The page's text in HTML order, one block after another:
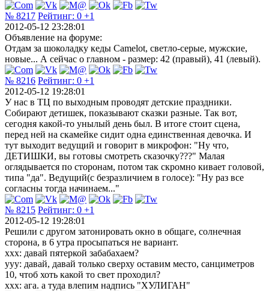
№ 8217 Рейтинг: 0 +1
2012-05-12 23:28:01
Объявление на форуме:
Отдам за шоколадку кеды Camelot, светло-серые, мужские,
новые... А сейчас о главном - размер: 42 (правый), 41 (левый).
№ 8216 Рейтинг: 0 +1
2012-05-12 19:28:01
У нас в ТЦ по выходным проводят детские праздники.
Собирают детишек, показывают сказки разные. Так вот,
сегодня какой-то унылый день был. В итоге стоит сцена,
перед ней на скамейке сидит одна единственная девочка. И
тут выходит ведущий и говорит в микрофон: "Ну что,
ДЕТИШКИ, вы готовы смотреть сказочку???" Малая
оглядывается по сторонам, потом так скромно кивает головой,
типа "да". Ведущий(с безразличием в голосе): "Ну раз все
согласны тогда начинаем..."
№ 8215 Рейтинг: 0 +1
2012-05-12 19:28:01
Решили с другом затонировать окно в общаге, солнечная
сторона, в 6 утра просыпаться не вариант.
ххх: давай пятеркой забабахаем?
ууу: давай, давай только сверху оставим место, санциметров
10, чтоб хоть какой то свет проходил?
ххх: ага. а туда влепим надпись "ХУЛИГАН"